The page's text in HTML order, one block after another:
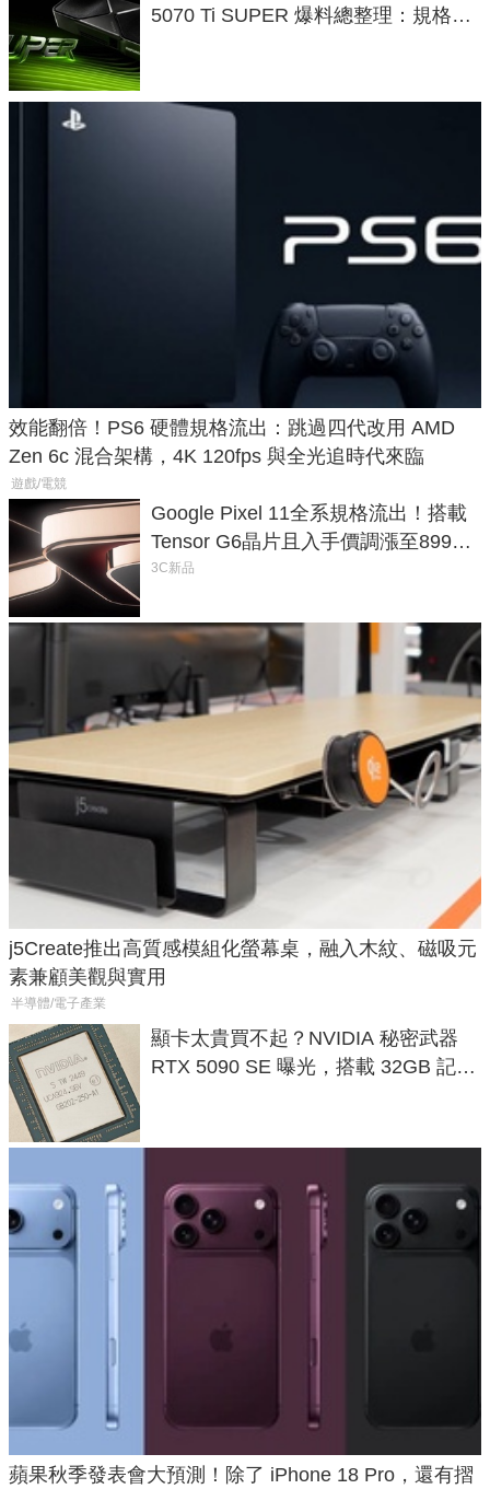
5070 Ti SUPER 爆料總整理：規格、
效能翻倍！PS6 硬體規格流出：跳過四代改用 AMD
Zen 6c 混合架構，4K 120fps 與全光追時代來臨
遊戲/電競
Google Pixel 11全系規格流出！搭載
Tensor G6晶片且入手價調漲至899美
元
3C新品
j5Create推出高質感模組化螢幕桌，融入木紋、磁吸元
素兼顧美觀與實用
半導體/電子產業
顯卡太貴買不起？NVIDIA 秘密武器
RTX 5090 SE 曝光，搭載 32GB 記憶
蘋果秋季發表會大預測！除了 iPhone 18 Pro，還有摺